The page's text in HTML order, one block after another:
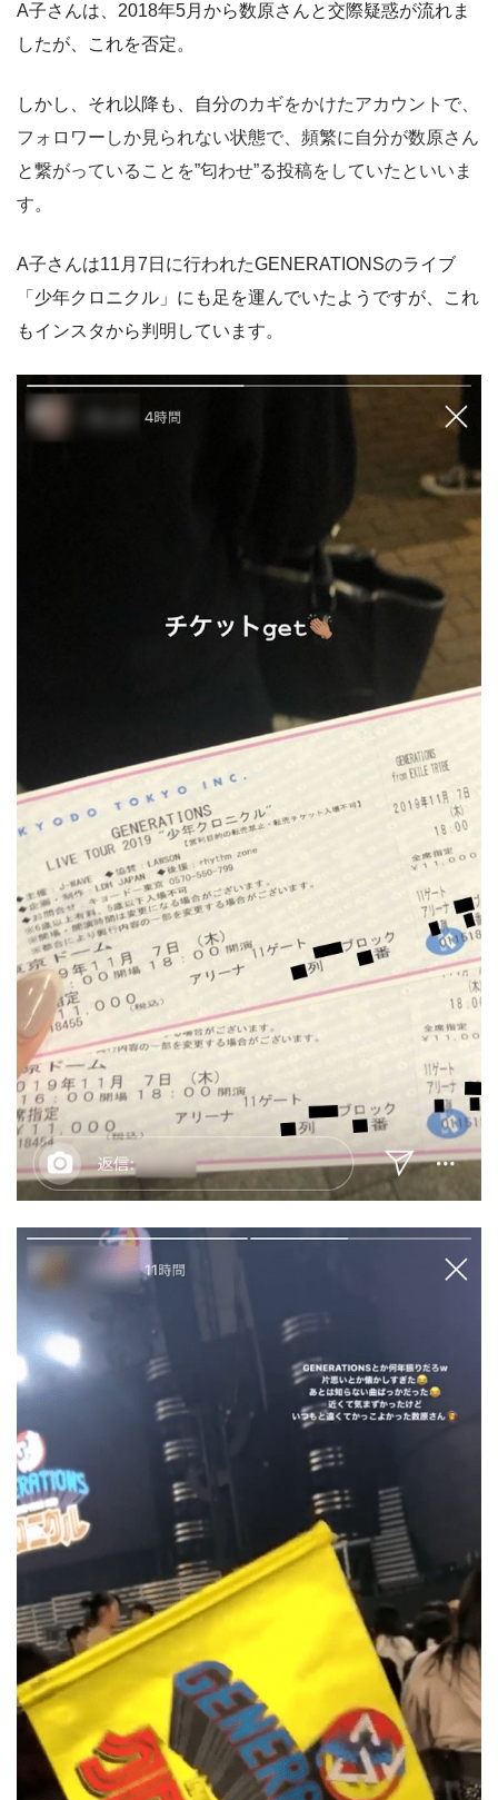
A子さんは、2018年5月から数原さんと交際疑惑が流れま
したが、これを否定。
しかし、それ以降も、自分のカギをかけたアカウントで、
フォロワーしか見られない状態で、頻繁に自分が数原さん
と繋がっていることを”匂わせ”る投稿をしていたといいま
す。
A子さんは11月7日に行われたGENERATIONSのライブ
「少年クロニクル」にも足を運んでいたようですが、これ
もインスタから判明しています。